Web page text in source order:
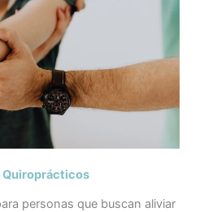
Quiroprácticos
personas que buscan aliviar